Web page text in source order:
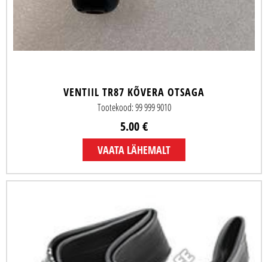
VENTIIL TR87 KÕVERA OTSAGA
Tootekood: 99 999 9010
5.00 €
VAATA LÄHEMALT